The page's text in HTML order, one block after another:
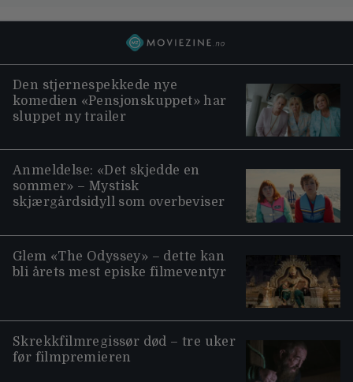
Den stjernespekkede nye
komedien «Pensjonskuppet» har
sluppet ny trailer
Anmeldelse: «Det skjedde en
sommer» – Mystisk
skjærgårdsidyll som overbeviser
Glem «The Odyssey» – dette kan
bli årets mest episke filmeventyr
Skrekkfilmregissør død – tre uker
før filmpremieren